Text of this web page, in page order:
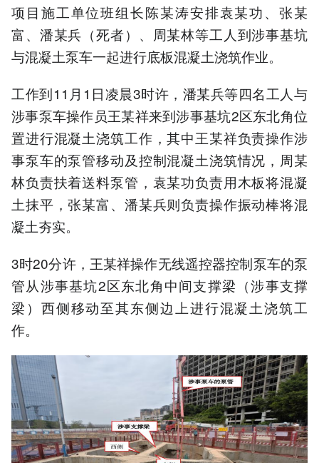
项目施工单位班组长陈某涛安排袁某功、张某
富、潘某兵（死者）、周某林等工人到涉事基坑
与混凝土泵车一起进行底板混凝土浇筑作业。
工作到11月1日凌晨3时许，潘某兵等四名工人与
涉事泵车操作员王某祥来到涉事基坑2区东北角位
置进行混凝土浇筑工作，其中王某祥负责操作涉
事泵车的泵管移动及控制混凝土浇筑情况，周某
林负责扶着送料泵管，袁某功负责用木板将混凝
土抹平，张某富、潘某兵则负责操作振动棒将混
凝土夯实。
3时20分许，王某祥操作无线遥控器控制泵车的泵
管从涉事基坑2区东北角中间支撑梁（涉事支撑
梁）西侧移动至其东侧边上进行混凝土浇筑工
作。